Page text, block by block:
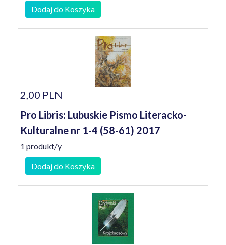
Dodaj do Koszyka
2,00 PLN
Pro Libris: Lubuskie Pismo Literacko-
Kulturalne nr 1-4 (58-61) 2017
1 produkt/y
Dodaj do Koszyka